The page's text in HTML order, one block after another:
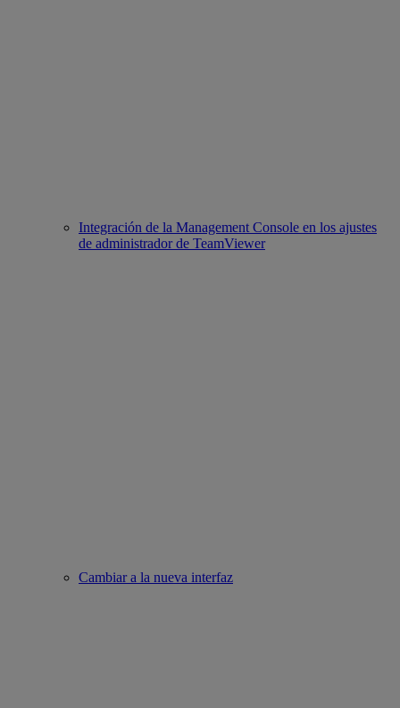
Integración de la Management Console en los ajustes
de administrador de TeamViewer
Cambiar a la nueva interfaz